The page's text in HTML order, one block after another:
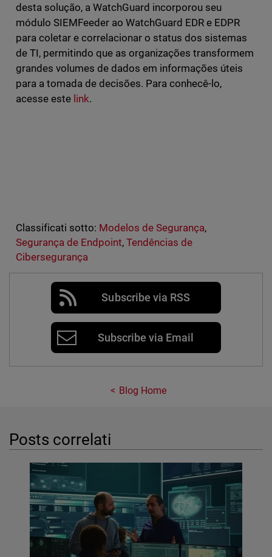
desta solução, a WatchGuard incorporou seu
módulo SIEMFeeder ao WatchGuard EDR e EDPR
para coletar e correlacionar o status dos sistemas
de TI, permitindo que as organizações transformem
grandes volumes de dados em informações úteis
para a tomada de decisões. Para conhecê-lo,
acesse este link.
Classificati sotto: Modelos de Segurança,
Segurança de Endpoint, Tendências de
Cibersegurança
Subscribe via RSS
Subscribe via Email
Blog Home
Posts correlati